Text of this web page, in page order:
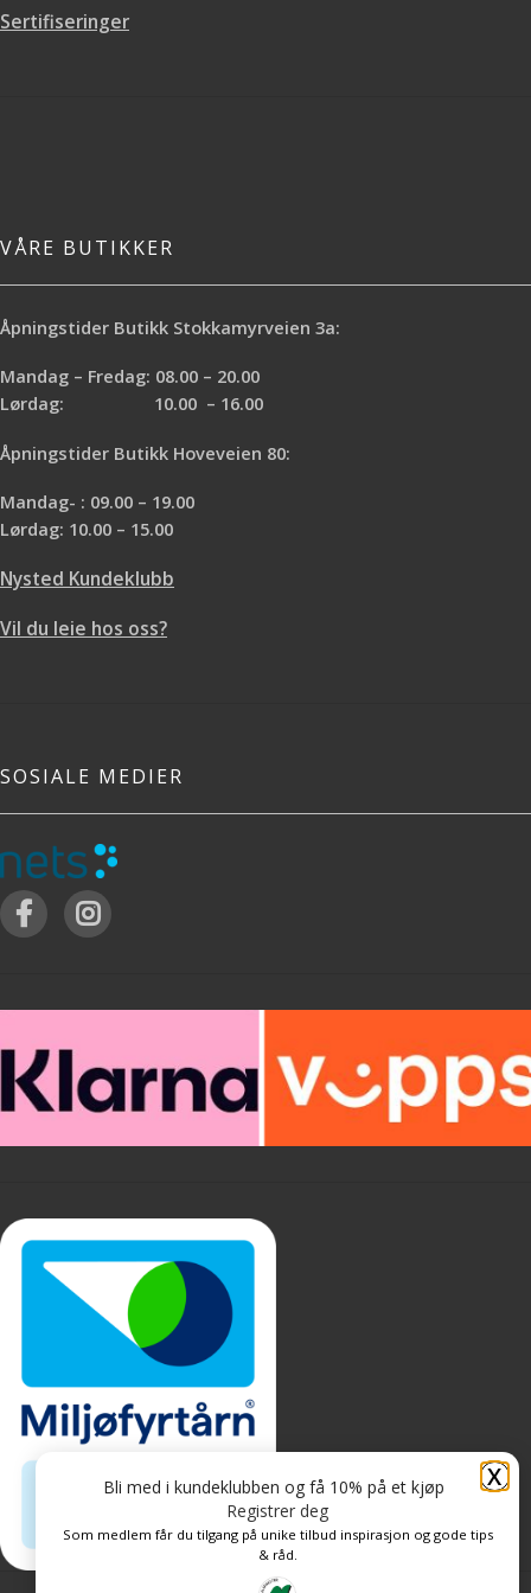
Sertifiseringer
VÅRE BUTIKKER
Åpningstider Butikk Stokkamyrveien 3a:
Mandag – Fredag: 08.00 – 20.00
Lørdag: 10.00 – 16.00
Åpningstider Butikk Hoveveien 80:
Mandag- : 09.00 – 19.00
Lørdag: 10.00 – 15.00
Nysted Kundeklubb
Vil du leie hos oss?
SOSIALE MEDIER
Personvern og informasjonskapsler
X
Bli med i kundeklubben og få 10% på et kjøp
Registrer deg
Som medlem får du tilgang på unike tilbud inspirasjon og gode tips
& råd.